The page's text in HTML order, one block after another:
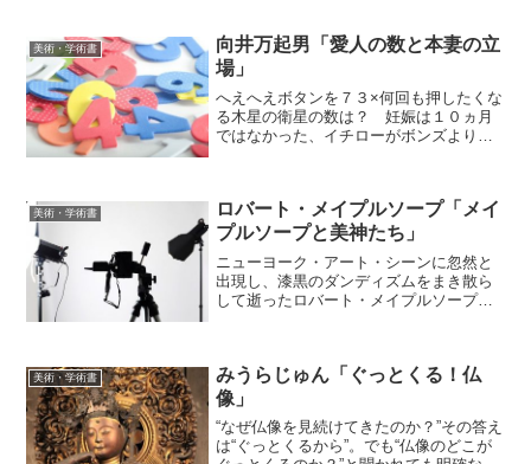
た。怖い花言葉に、...
美術・学術書
向井万起男「愛人の数と本妻の立
場」
へえへえボタンを７３×何回も押したくな
る木星の衛星の数は？ 妊娠は１０ヵ月
ではなかった、イチローがボンズよりエ
いて行こう」で一躍有名...
美術・学術書
ロバート・メイプルソープ「メイ
プルソープと美神たち」
ニューヨーク・アート・シーンに忽然と
出現し、漆黒のダンディズムをまき散ら
して逝ったロバート・メイプルソープ。
に残しておいた書籍を...
美術・学術書
みうらじゅん「ぐっとくる！仏
像」
“なぜ仏像を見続けてきたのか？”その答え
は“ぐっとくるから”。でも“仏像のどこが